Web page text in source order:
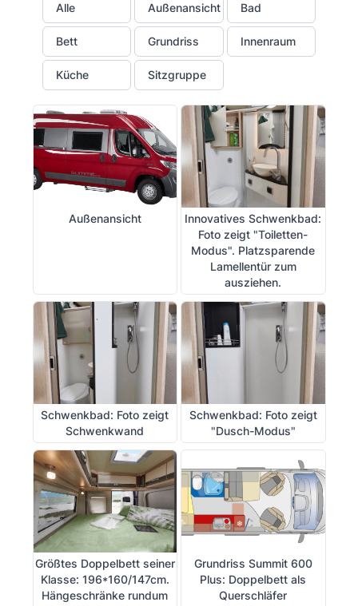
Alle Außenansicht Bad
Bett Grundriss Innenraum
Küche Sitzgruppe
Außenansicht
Innovatives Schwenkbad:
Foto zeigt "Toiletten-
Modus". Platzsparende
Lamellentür zum
ausziehen.
Schwenkbad: Foto zeigt
Schwenkwand
Schwenkbad: Foto zeigt
"Dusch-Modus"
Größtes Doppelbett seiner
Klasse: 196*160/147cm.
Hängeschränke rundum
Grundriss Summit 600
Plus: Doppelbett als
Querschläfer